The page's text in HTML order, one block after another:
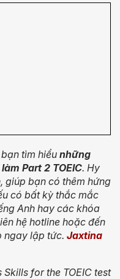
tìm hiểu những
Part 2 TOEIC. Hy
giúp bạn có thêm hứng
có bất kỳ thắc mắc
Anh hay các khóa
hệ hotline hoặc đến
ngay lập tức. Jaxtina
for the TOEIC test